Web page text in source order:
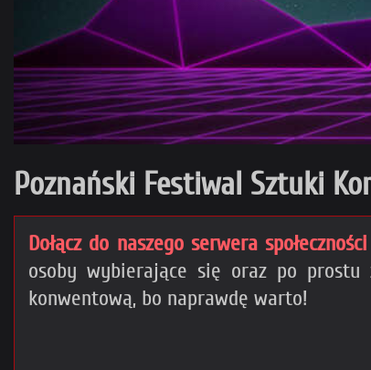
Poznański Festiwal Sztuki
Dołącz do naszego serwera
osoby wybierające się oraz po prostu
konwentową, bo naprawdę warto!